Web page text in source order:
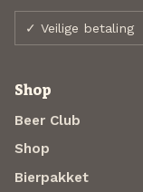
✓ Veilige betaling
Shop
Beer Club
Shop
Bierpakket